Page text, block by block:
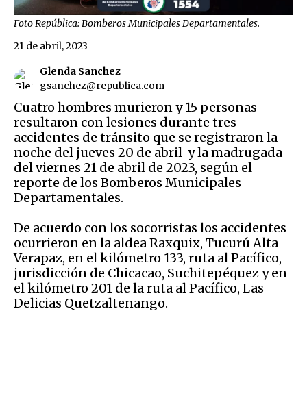
Foto República: Bomberos Municipales Departamentales.
Glenda Sanchez
gsanchez@republica.com
21 de abril, 2023
Cuatro hombres murieron y 15 personas
resultaron con lesiones durante tres
accidentes de tránsito que se registraron la
noche del jueves 20 de abril y la madrugada
del viernes 21 de abril de 2023, según el
reporte de los Bomberos Municipales
Departamentales.
De acuerdo con los socorristas los accidentes
ocurrieron en la aldea Raxquix, Tucurú Alta
Verapaz, en el kilómetro 133, ruta al Pacífico,
jurisdicción de Chicacao, Suchitepéquez y en
el kilómetro 201 de la ruta al Pacífico, Las
Delicias Quetzaltenango.